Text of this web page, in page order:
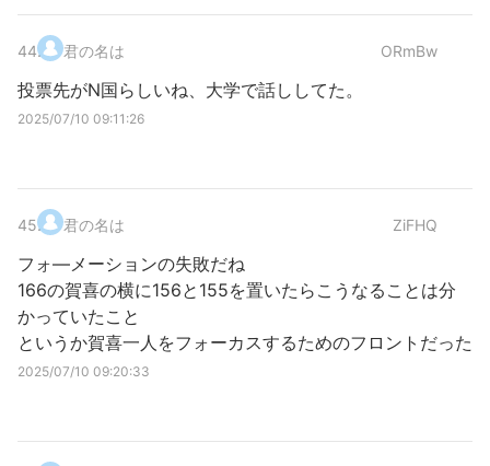
44. 君の名は ORmBw
投票先がN国らしいね、大学で話ししてた。
2025/07/10 09:11:26
45. 君の名は ZiFHQ
フォ―メーションの失敗だね
166の賀喜の横に156と155を置いたらこうなることは分
かっていたこと
というか賀喜一人をフォーカスするためのフロントだった
2025/07/10 09:20:33